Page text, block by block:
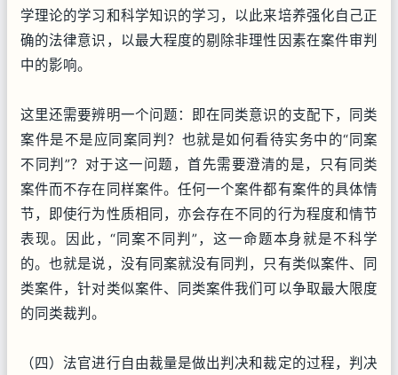
学理论的学习和科学知识的学习，以此来培养强化自己正
确的法律意识，以最大程度的剔除非理性因素在案件审判
中的影响。
这里还需要辨明一个问题：即在同类意识的支配下，同类
案件是不是应同案同判？也就是如何看待实务中的“同案
不同判”？对于这一问题，首先需要澄清的是，只有同类
案件而不存在同样案件。任何一个案件都有案件的具体情
节，即使行为性质相同，亦会存在不同的行为程度和情节
表现。因此，“同案不同判”，这一命题本身就是不科学
的。也就是说，没有同案就没有同判，只有类似案件、同
类案件，针对类似案件、同类案件我们可以争取最大限度
的同类裁判。
（四）法官进行自由裁量是做出判决和裁定的过程，判决